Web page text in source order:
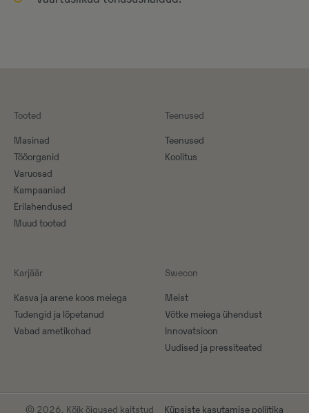
Tooted
Masinad
Tööorganid
Varuosad
Kampaaniad
Erilahendused
Muud tooted
Teenused
Teenused
Koolitus
Karjäär
Kasva ja arene koos meiega
Tudengid ja lõpetanud
Vabad ametikohad
Swecon
Meist
Võtke meiega ühendust
Innovatsioon
Uudised ja pressiteated
© 2026. Kõik õigused kaitstud Küpsiste kasutamise poliitika